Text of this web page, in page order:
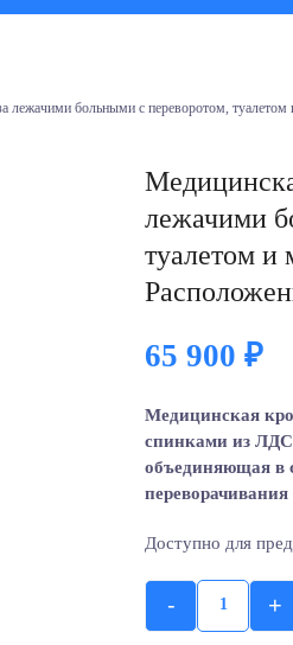
лежачими больными с переворотом,
лежачими
туалетом
65 900 ₽
Медицинская
спинками из
объединяющая в
Доступно для
Quantity
- +